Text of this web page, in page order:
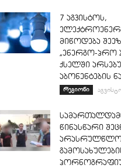
7 აგვისტოს,
მიწოდება
„ენერგო-პრო
ქსელში
აბონენტების
რეგიონი
წინასწარი